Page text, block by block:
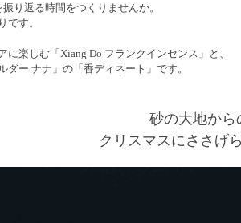
り返る時間をつくりませんか。
です。
楽しむ「Xiang Do フランクインセンス」と、
ー ナナ」の「香ディネート」です。
砂の大地から
クリスマスにささげ